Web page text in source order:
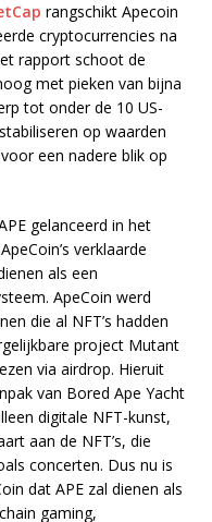
rangschikt Apecoin
cryptocurrencies na
rapport schoot de
met pieken van bijna
tot onder de 10 US-
op waarden
een nadere blik op
gelanceerd in het
verklaarde
als een
ApeCoin werd
die al NFT’s hadden
project Mutant
via airdrop. Hieruit
van Bored Ape Yacht
digitale NFT-kunst,
aan de NFT’s, die
concerten. Dus nu is
dat APE zal dienen als
gaming,